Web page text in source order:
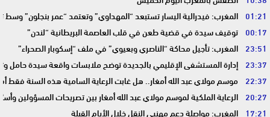
01:21 المغرب: فيدرالية اليسار تستبعد “المهداوي” وتعتمد “عمر بنجلون”
00:17 توقيف سيدة في قضية طعن في قلب العاصمة البريطانية “لندن”
23:51 المغرب: تأجيل محاكة “الناصري وبعيوي” في ملف “إسكوبار الصحراء”
23:37 إدارة المستشفى الإقليمي بالجديدة توضح ملابسات واقعة سيدة حامل
22:37 موسم مولاي عبد الله أمغار.. هل غابت الرعاية السامية هذه السنة فقط
20:27 الرعاية الملكية لموسم مولاي عبد الله أمغار بين تصريحات المسؤولين
17:21 المغرب: مواصلة دعم مهنيي النقل خلال الأيام القبلة